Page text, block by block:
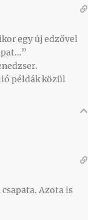
egy új edzővel
példák közül
Azota is